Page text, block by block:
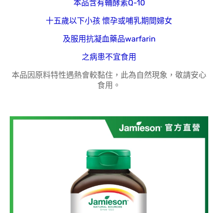
本品含有輔酵素Q-10
十五歲以下小孩 懷孕或哺乳期間婦女
及服用抗凝血藥品warfarin
之病患不宜食用
本品因原料特性遇熱會較黏住，此為自然現象，敬請安心
食用。